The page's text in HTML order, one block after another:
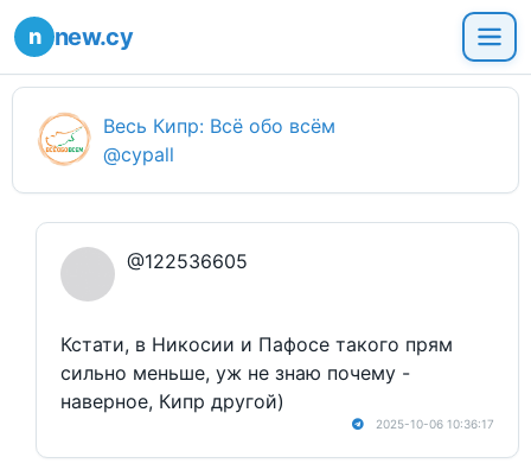
new.cy
Весь Кипр: Всё обо всём
@cypall
@122536605
Кстати, в Никосии и Пафосе такого прям
сильно меньше, уж не знаю почему -
наверное, Кипр другой)
2025-10-06 10:36:17